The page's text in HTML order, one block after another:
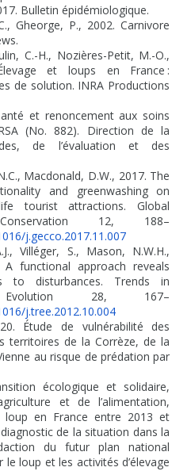
Bulletin épidémiologique.
Gheorge, P., 2002. Carnivore
C.-H., Nozières-Petit, M.-O.,
et loups en France :
de solution. INRA Productions
et renoncement aux soins
(No. 882). Direction de la
de l’évaluation et des
Macdonald, D.W., 2017. The
and greenwashing on
tourist attractions. Global
12, 188–
j.gecco.2017.11.007
Villéger, S., Mason, N.W.H.,
functional approach reveals
to disturbances. Trends in
28, 167–
j.tree.2012.10.004
Étude de vulnérabilité des
territoires de la Corrèze, de la
au risque de prédation par
écologique et solidaire,
et de l’alimentation,
loup en France entre 2013 et
de la situation dans la
du futur plan national
le loup et les activités d’élevage